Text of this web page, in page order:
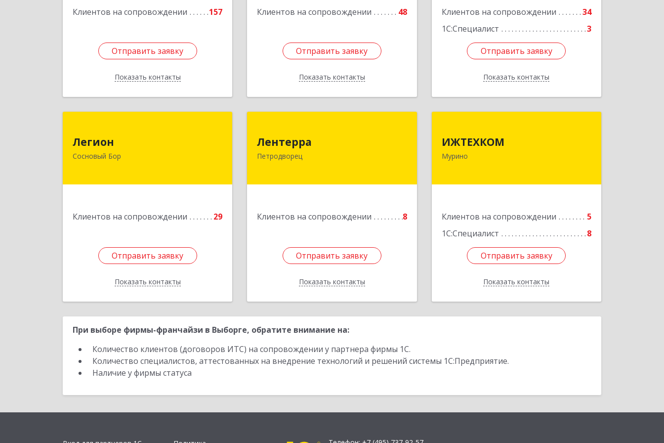
Клиентов на сопровождении 157
Отправить заявку
Показать контакты
Отправить заявку
Назад
Клиентов на сопровождении 48
Отправить заявку
Показать контакты
Отправить заявку
Назад
Клиентов на сопровождении
34
1С:Специалист
3
Отправить заявку
Показать контакты
Отправить заявку
Назад
Легион
Сосновый Бор
Клиентов на сопровождении 29
Отправить заявку
Показать контакты
Бор г, Парковая ул, дом № 9
Подробнее
Отправить заявку
Назад
Лентерра
Петродворец
Клиентов на сопровождении 8
Отправить заявку
Показать контакты
198517, Санкт-Петербург, Петергоф г,
Ропшинское шоссе, дом № 3, корпус 2,
Отправить заявку
Назад
ИЖТЕХКОМ
Мурино
Клиентов на сопровождении
5
1С:Специалист
8
Отправить заявку
Показать контакты
Отправить заявку
Назад
При выборе фирмы-франчайзи в Выборге, обратите внимание на:
Количество клиентов (договоров ИТС) на сопровождении у партнера фирмы 1С.
Количество специалистов, аттестованных на внедрение технологий и решений системы 1С:Предприятие.
Наличие у фирмы статуса